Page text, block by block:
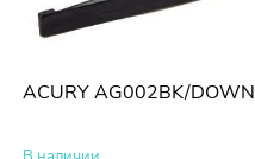
ACURY AG002BK/DOWN